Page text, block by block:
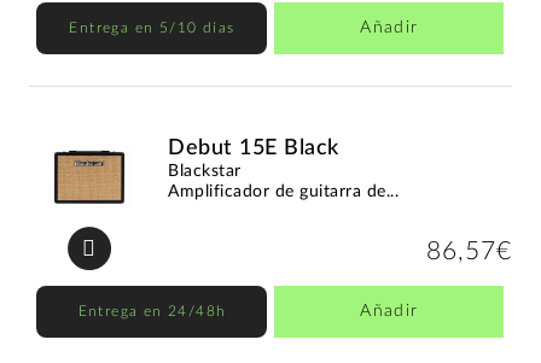
Entrega en 5/10 días Añadir
Debut 15E Black
Blackstar
Amplificador de guitarra de...
86,57€
Entrega en 24/48h Añadir